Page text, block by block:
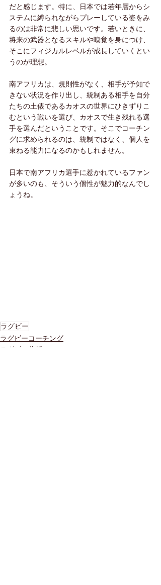
だと感じます。特に、日本では若年層からシ
ステムに縛られながらプレーしている姿をみ
るのは非常に悲しい思いです。若いときに、
将来の武器となるスキルや嗅覚を身につけ、
そこにフィジカルレベルが成長していくとい
うのが理想。
南アフリカは、規則性がなく、相手が予知で
きない状況を作り出し、統制ある相手を自分
たちの土俵であるカオスの世界にひきずりこ
むという戦いを選び、カオスで生き残れる選
手を選んだということです。そこでコーチン
グに求められるのは、統制ではなく、個人を
束ねる能力になるのかもしれません。
日本で南アフリカ選手に惹かれているファン
が多いのも、そういう個性が魅力的なんでし
ょうね。
ラグビー
ラグビーコーチング
ラグビー分析